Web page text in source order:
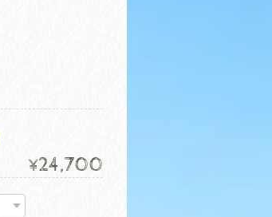
¥24,700